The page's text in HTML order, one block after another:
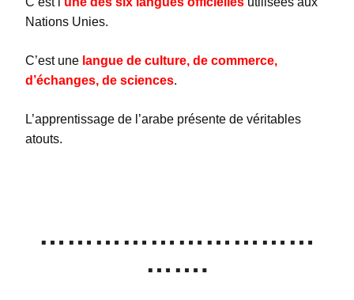
Nations Unies.
C’est une langue de culture, de commerce,
d’échanges, de sciences.
L’apprentissage de l’arabe présente de véritables
atouts.
…………………………
…….